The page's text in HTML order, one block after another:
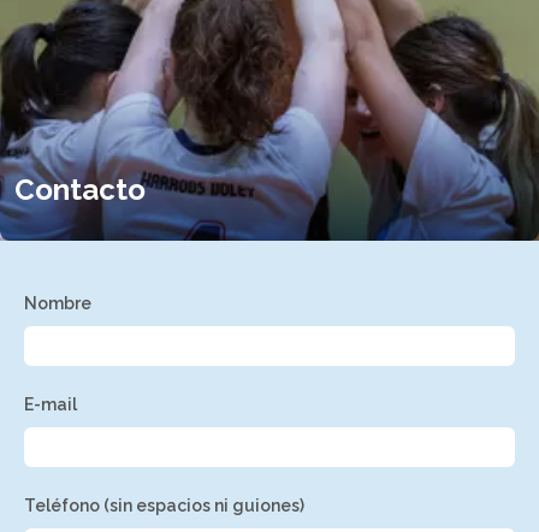
Contacto
Nombre
E-mail
Teléfono (sin espacios ni guiones)